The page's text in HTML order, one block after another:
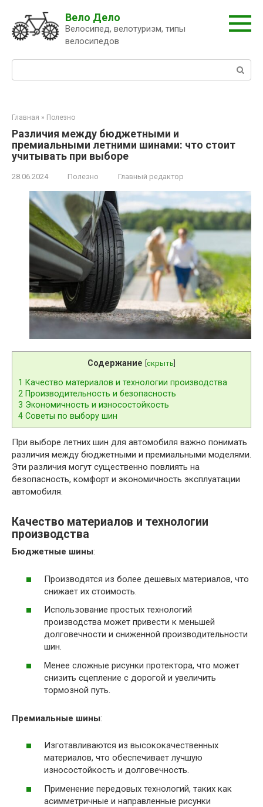
контенту
Вело Дело
Велосипед, велотуризм, типы
велосипедов
Главная » Полезно
Различия между бюджетными и
премиальными летними шинами: что стоит
учитывать при выборе
28.06.2024 Полезно Главный редактор
Содержание скрыть
1 Качество материалов и технологии производства
2 Производительность и безопасность
3 Экономичность и износостойкость
4 Советы по выбору шин
При выборе летних шин для автомобиля важно понимать
различия между бюджетными и премиальными моделями.
Эти различия могут существенно повлиять на
безопасность, комфорт и экономичность эксплуатации
автомобиля.
Качество материалов и технологии
производства
Бюджетные шины:
Производятся из более дешевых материалов, что
снижает их стоимость.
Использование простых технологий
производства может привести к меньшей
долговечности и сниженной производительности
шин.
Менее сложные рисунки протектора, что может
снизить сцепление с дорогой и увеличить
тормозной путь.
Премиальные шины:
Изготавливаются из высококачественных
материалов, что обеспечивает лучшую
износостойкость и долговечность.
Применение передовых технологий, таких как
асимметричные и направленные рисунки